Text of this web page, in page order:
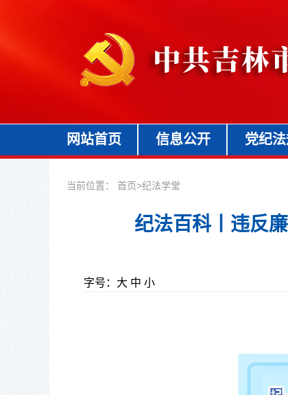
网站首页 信息公开 党纪
当前位置： 首页>纪法学堂
纪法百科丨违反
字号： 大 中 小